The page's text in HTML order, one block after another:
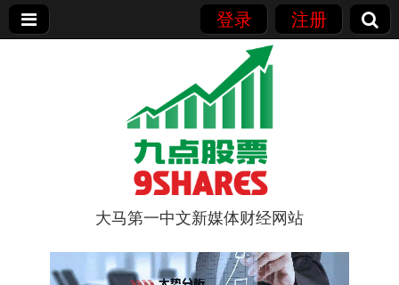
登录 注册
9点股票
大马第一中文新媒体财经网站